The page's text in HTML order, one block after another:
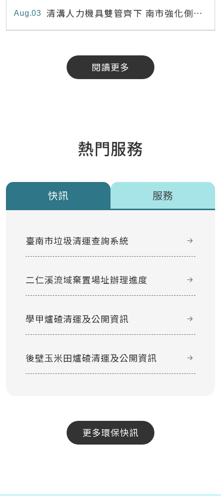
03
Aug
清溝人力機具雙管齊下 南市強化側溝
清疏效能
閱讀更多
熱門服務
快訊 服務
臺南市垃圾清運查詢系統
二仁溪流域棄置場址辦理進度
學甲爐碴清運及公開資訊
後壁玉米田爐碴清運及公開資訊
更多環保快訊